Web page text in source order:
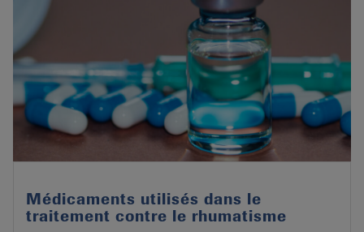
Médicaments utilisés dans le
traitement contre le rhumatisme